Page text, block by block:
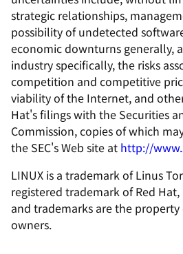
strategic relationships,
possibility of undetected
economic downturns generally,
industry specifically, the risks
competition and competitive
viability of the Internet, and
Hat's filings with the Securities
Commission, copies of which
the SEC's Web site at http://
LINUX is a trademark of Linus
registered trademark of Red
and trademarks are the
owners.